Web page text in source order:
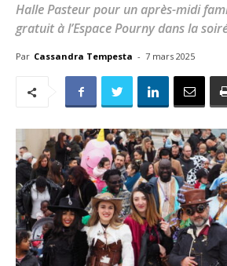
Halle Pasteur pour un après-midi
gratuit à l’Espace Pourny dans la
Par Cassandra Tempesta - 7 mars 2025